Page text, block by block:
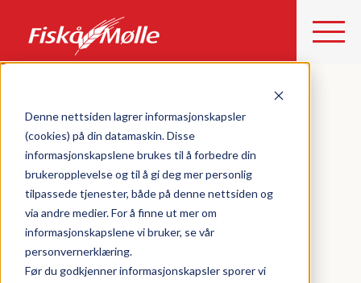
Denne nettsiden lagrer informasjonskapsler
(cookies) på din datamaskin. Disse
informasjonskapslene brukes til å forbedre din
brukeropplevelse og til å gi deg mer personlig
tilpassede tjenester, både på denne nettsiden og
via andre medier. For å finne ut mer om
informasjonskapslene vi bruker, se vår
personvernerklæring.
Før du godkjenner informasjonskapsler sporer vi